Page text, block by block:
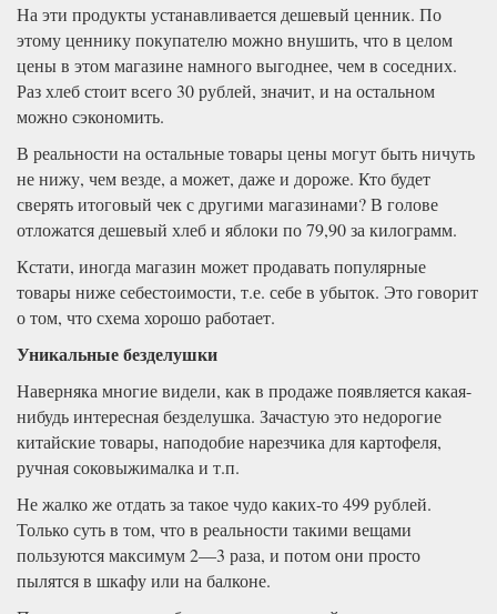
На эти продукты устанавливается дешевый ценник. По
этому ценнику покупателю можно внушить, что в целом
цены в этом магазине намного выгоднее, чем в соседних.
Раз хлеб стоит всего 30 рублей, значит, и на остальном
можно сэкономить.
В реальности на остальные товары цены могут быть ничуть
не нижу, чем везде, а может, даже и дороже. Кто будет
сверять итоговый чек с другими магазинами? В голове
отложатся дешевый хлеб и яблоки по 79,90 за килограмм.
Кстати, иногда магазин может продавать популярные
товары ниже себестоимости, т.е. себе в убыток. Это говорит
о том, что схема хорошо работает.
Уникальные безделушки
Наверняка многие видели, как в продаже появляется какая-
нибудь интересная безделушка. Зачастую это недорогие
китайские товары, наподобие нарезчика для картофеля,
ручная соковыжималка и т.п.
Не жалко же отдать за такое чудо каких-то 499 рублей.
Только суть в том, что в реальности такими вещами
пользуются максимум 2—3 раза, и потом они просто
пылятся в шкафу или на балконе.